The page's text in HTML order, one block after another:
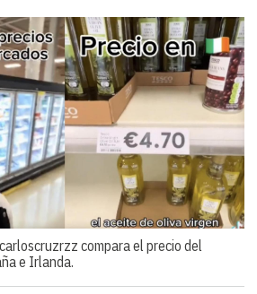
compara el precio del
e Irlanda.